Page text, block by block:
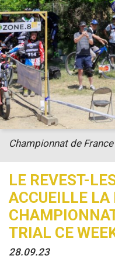
LE REVEST-
ACCUEILLE LA
TRIAL CE
28.09.23
Championnat de France